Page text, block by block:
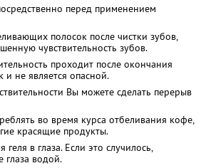
перед применением
полосок после чистки зубов,
чувствительность зубов.
проходит после окончания
и не является опасной.
Вы можете сделать перерыв
во время курса отбеливания кофе,
красящие продукты.
геля в глаза. Если это случилось,
глаза водой.